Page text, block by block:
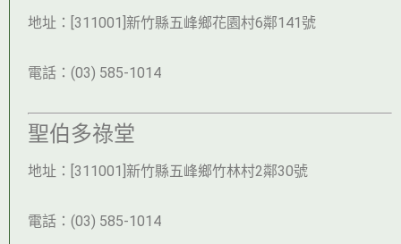
地址：[311001]新竹縣五峰鄉花園村6鄰141號
電話：(03) 585-1014
聖伯多祿堂
地址：[311001]新竹縣五峰鄉竹林村2鄰30號
電話：(03) 585-1014